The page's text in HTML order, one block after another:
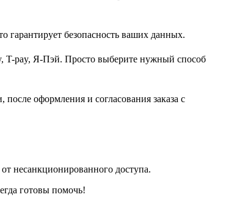
безопасность ваших данных.
T-pay, Я-Пэй. Просто выберите нужный способ
после оформления и согласования заказа с
несанкционированного доступа.
готовы помочь!